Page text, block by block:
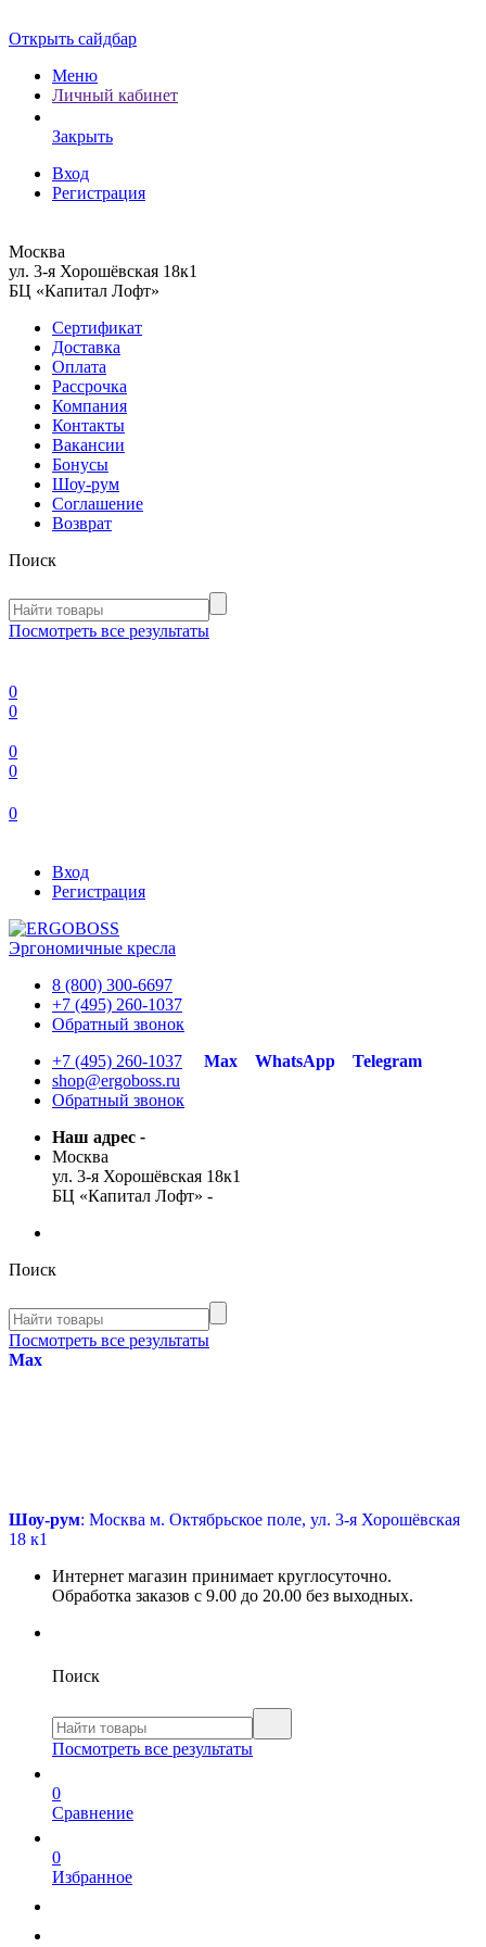
Открыть сайдбар
Меню
Личный кабинет
Закрыть
Вход
Регистрация
Москва
ул. 3-я Хорошёвская 18к1
БЦ «Капитал Лофт»
Сертификат
Доставка
Оплата
Рассрочка
Компания
Контакты
Вакансии
Бонусы
Шоу-рум
Соглашение
Возврат
Поиск
Посмотреть все результаты
0
0
0
0
0
Вход
Регистрация
Эргономичные кресла
8 (800) 300-6697
+7 (495) 260-1037
Обратный звонок
+7 (495) 260-1037
Max WhatsApp
Telegram
shop@ergoboss.ru
Обратный звонок
Наш адрес -
Москва
ул. 3-я Хорошёвская 18к1
БЦ «Капитал Лофт» -
Поиск
Посмотреть все результаты
Max
Шоу-рум: Москва м. Октябрьское поле, ул. 3-я Хорошёвская
18 к1
Интернет магазин принимает круглосуточно.
Обработка заказов с 9.00 до 20.00 без выходных.
Поиск
Посмотреть все результаты
0
Сравнение
0
Избранное